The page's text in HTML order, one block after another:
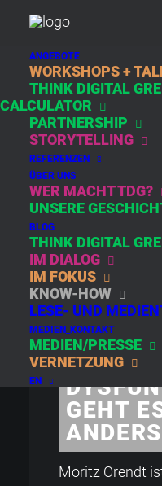
ANGEBOTE
WORKSHOPS +
THINK DIGITAL
CALCULATOR
PARTNERSHIP
STORYTELLING
REFERENZEN
ÜBER UNS
WER MACHT TDG?
UNSERE
BLOG
THINK DIGITAL
IM DIALOG
IM FOKUS
KNOW-HOW
LESE- UND
MEDIEN_KONTAKT
MEDIEN/PRESSE
VERNETZUNG
EN
DIGITAL
ONLINE
GEHT
Moritz Orendt